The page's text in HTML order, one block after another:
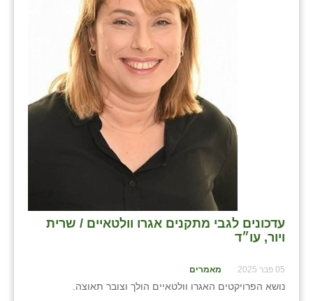
עדכונים לגבי מתקנים אגרו וולטאיים / שרית
ויור, עו״ד
05 פבר 2025 מאמרים
נושא הפרויקטים האגרו וולטאיים הולך וצובר תאוצה.
גנות
ורד יריחו